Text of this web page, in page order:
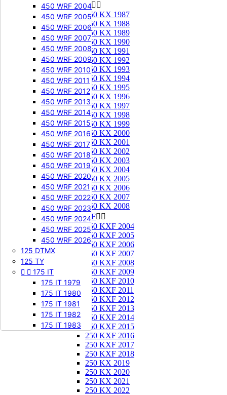
450 WRF 2004
450 WRF 2005
450 WRF 2006
450 WRF 2007
450 WRF 2008
450 WRF 2009
450 WRF 2010
450 WRF 2011
450 WRF 2012
450 WRF 2013
450 WRF 2014
450 WRF 2015
450 WRF 2016
450 WRF 2017
450 WRF 2018
450 WRF 2019
450 WRF 2020
450 WRF 2021
450 WRF 2022
450 WRF 2023
450 WRF 2024
450 WRF 2025
450 WRF 2026
125 DTMX
125 TY
  175 IT
175 IT 1979
175 IT 1980
175 IT 1981
175 IT 1982
175 IT 1983
250 KX 
250 KX 1987
250 KX 1988
250 KX 1989
250 KX 1990
250 KX 1991
250 KX 1992
250 KX 1993
250 KX 1994
250 KX 1995
250 KX 1996
250 KX 1997
250 KX 1998
250 KX 1999
250 KX 2000
250 KX 2001
250 KX 2002
250 KX 2003
250 KX 2004
250 KX 2005
250 KX 2006
250 KX 2007
250 KX 2008
250 KXF 
250 KXF 2004
250 KXF 2005
250 KXF 2006
250 KXF 2007
250 KXF 2008
250 KXF 2009
250 KXF 2010
250 KXF 2011
250 KXF 2012
250 KXF 2013
250 KXF 2014
250 KXF 2015
250 KXF 2016
250 KXF 2017
250 KXF 2018
250 KX 2019
250 KX 2020
250 KX 2021
250 KX 2022